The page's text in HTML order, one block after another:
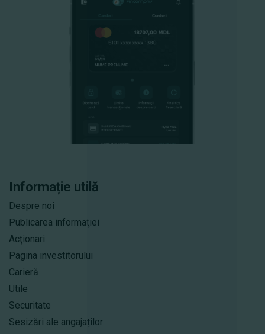
Informație utilă
Despre noi
Publicarea informaţiei
Acţionari
Pagina investitorului
Carieră
Utile
Securitate
Sesizări ale angajaților